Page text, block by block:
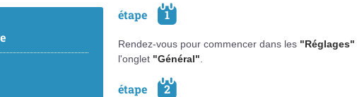
étape 1
Rendez-vous pour commencer dans les "Réglages"
l'onglet "Général"
étape 2